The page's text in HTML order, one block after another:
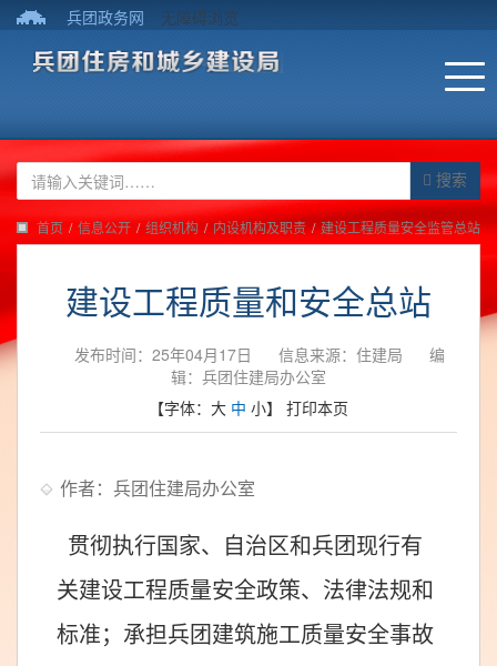
兵团政务网 无障碍浏览
搜索
首页 / 信息公开 / 组织机构 / 内设机构及职责 / 建设工程质量安全监管总站
建设工程质量和安全总站
发布时间：25年04月17日 信息来源：住建局
编
辑：兵团住建局办公室
【字体： 大 中 小】 打印本页
作者：兵团住建局办公室
贯彻执行国家、自治区和兵团现行有
关建设工程质量安全政策、法律法规和
标准；承担兵团建筑施工质量安全事故